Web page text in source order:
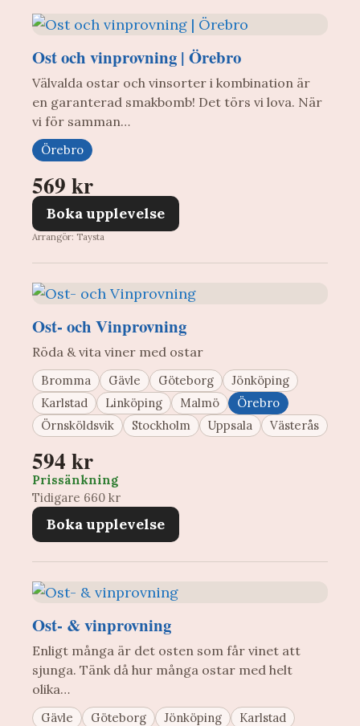
Ost och vinprovning | Örebro
Välvalda ostar och vinsorter i kombination är
en garanterad smakbomb! Det törs vi lova. När
vi för samman…
Örebro
569 kr
Boka upplevelse
Arrangör: Taysta
Ost- och Vinprovning
Röda & vita viner med ostar
Bromma Gävle Göteborg
Jönköping
Karlstad
Linköping Malmö
Örebro
Örnsköldsvik
Stockholm Uppsala Västerås
594 kr
Prissänkning
Tidigare 660 kr
Boka upplevelse
Ost- & vinprovning
Enligt många är det osten som får vinet att
sjunga. Tänk då hur många ostar med helt
olika…
Gävle Göteborg Jönköping
Karlstad